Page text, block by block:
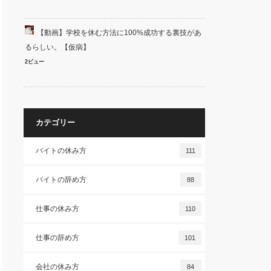
【動画】学校を休む方法に100%成功する裏技があ
るらしい。【仮病】
2ビュー
カテゴリー
バイトの休み方 111
バイトの辞め方 88
仕事の休み方 110
仕事の辞め方 101
会社の休み方 84